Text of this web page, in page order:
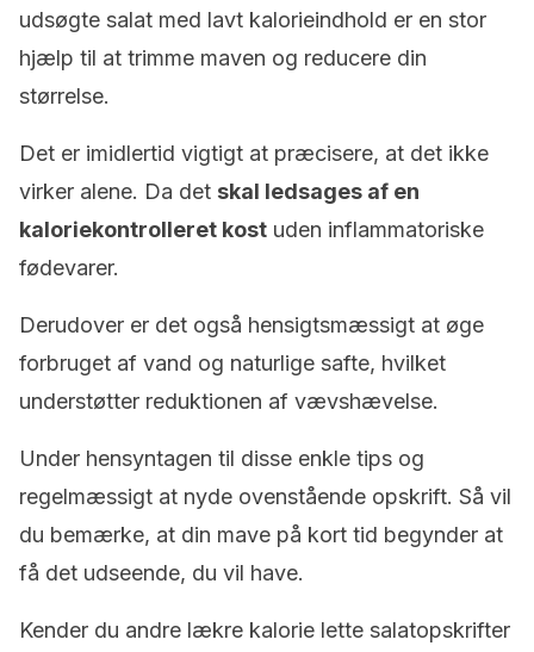
udsøgte salat med lavt kalorieindhold er en stor
hjælp til at trimme maven og reducere din
størrelse.
Det er imidlertid vigtigt at præcisere, at det ikke
virker alene. Da det skal ledsages af en
kaloriekontrolleret kost uden inflammatoriske
fødevarer.
Derudover er det også hensigtsmæssigt at øge
forbruget af vand og naturlige safte, hvilket
understøtter reduktionen af vævshævelse.
Under hensyntagen til disse enkle tips og
regelmæssigt at nyde ovenstående opskrift. Så vil
du bemærke, at din mave på kort tid begynder at
få det udseende, du vil have.
Kender du andre lækre kalorie lette salatopskrifter